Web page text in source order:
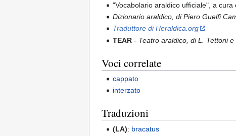
"Vocabolario araldico ufficiale", a
Dizionario araldico, di Piero Guelfi
Traduttore di Heraldica.org
TEAR - Teatro araldico, di L. Tettoni e
Voci correlate
cappato
interzato
Traduzioni
(LA): bracatus